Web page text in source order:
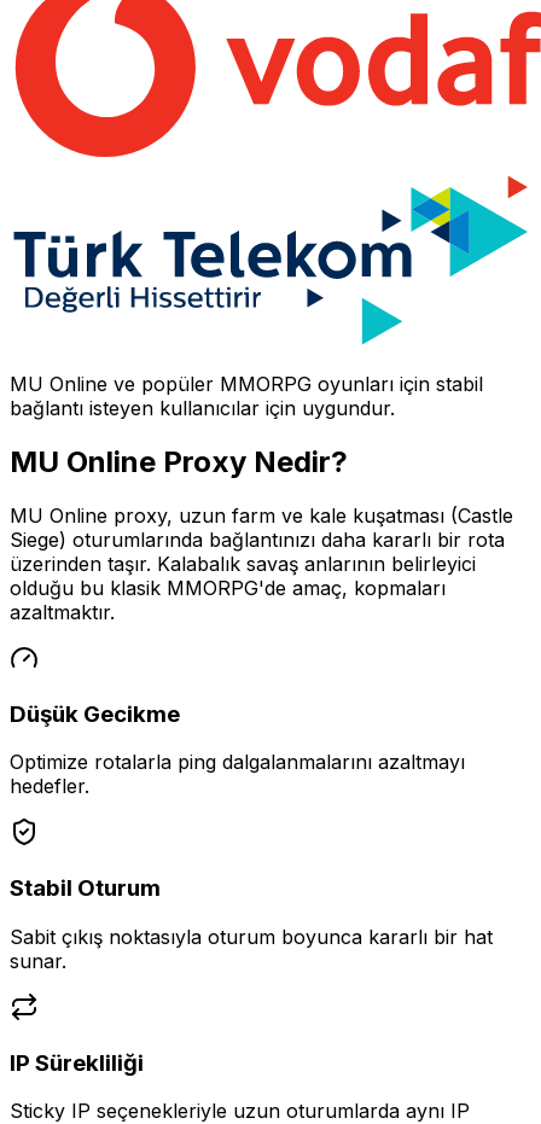
MU Online ve popüler MMORPG oyunları için stabil
bağlantı isteyen kullanıcılar için uygundur.
MU Online Proxy Nedir?
MU Online proxy, uzun farm ve kale kuşatması (Castle
Siege) oturumlarında bağlantınızı daha kararlı bir rota
üzerinden taşır. Kalabalık savaş anlarının belirleyici
olduğu bu klasik MMORPG'de amaç, kopmaları
azaltmaktır.
Düşük Gecikme
Optimize rotalarla ping dalgalanmalarını azaltmayı
hedefler.
Stabil Oturum
Sabit çıkış noktasıyla oturum boyunca kararlı bir hat
sunar.
IP Sürekliliği
Sticky IP seçenekleriyle uzun oturumlarda aynı IP